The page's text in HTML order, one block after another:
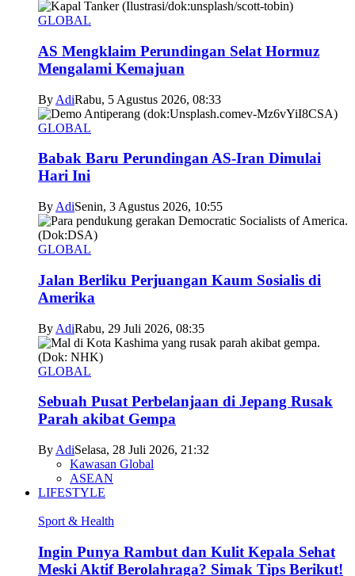
GLOBAL
AS Mengklaim Perundingan Selat Hormuz
Mengalami Kemajuan
By AdiRabu, 5 Agustus 2026, 08:33
GLOBAL
Babak Baru Perundingan AS-Iran Dimulai
Hari Ini
By AdiSenin, 3 Agustus 2026, 10:55
GLOBAL
Jalan Berliku Perjuangan Kaum Sosialis di
Amerika
By AdiRabu, 29 Juli 2026, 08:35
GLOBAL
Sebuah Pusat Perbelanjaan di Jepang Rusak
Parah akibat Gempa
By AdiSelasa, 28 Juli 2026, 21:32
Kawasan Global
ASEAN
LIFESTYLE
Sport & Health
Ingin Punya Rambut dan Kulit Kepala Sehat
Meski Aktif Berolahraga? Simak Tips Berikut!